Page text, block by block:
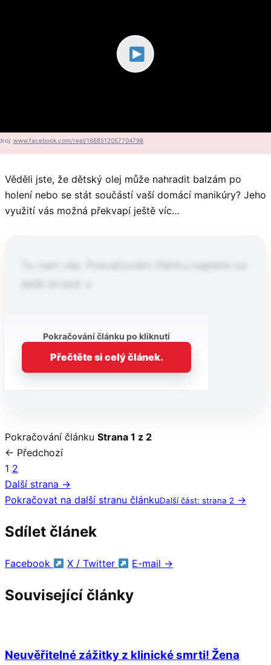
www.facebook.com/reel/1668512057704798
Věděli jste, že dětský olej může nahradit balzám po
holení nebo se stát součástí vaší domácí manikúry? Jeho
využití vás možná překvapí ještě víc…
Pokračování článku po kliknutí
Přečtěte si celý článek.
Pokračování článku Strana 1 z 2
← Předchozí
1 2
Další strana →
Pokračovat na další stranu článkuDalší část: strana 2 →
Sdílet článek
Facebook X / Twitter E-mail →
Související články
Neuvěřitelné zážitky z klinické smrti! Žena